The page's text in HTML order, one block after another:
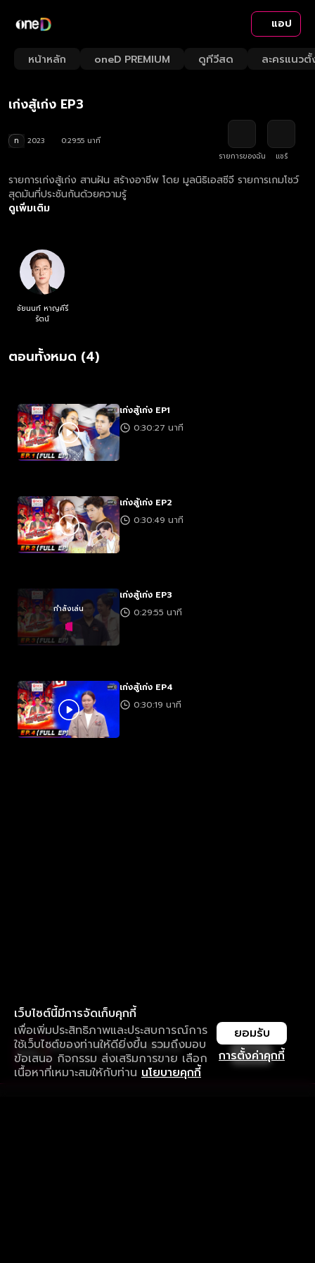
แอป
หน้าหลัก oneD PREMIUM ดูทีวีสด ละครแนวตั้
Loaded:
3.32%
Rate
เก่งสู้เก่ง EP3
ท 2023
0:29:55 นาที
รายการของฉัน
แชร์
รายการเก่งสู้เก่ง สานฝัน สร้างอาชีพ โดย มูลนิธิเอสซีจี รายการเกมโชว์
สุดมันที่ประชันกันด้วยความรู้
ดูเพิ่มเติม
ชัยนนท์ หาญคีรี
รัตน์
ตอนทั้งหมด (4)
เก่งสู้เก่ง EP1
0:30:27 นาที
เก่งสู้เก่ง EP2
0:30:49 นาที
กำลังเล่น
เก่งสู้เก่ง EP3
0:29:55 นาที
เก่งสู้เก่ง EP4
0:30:19 นาที
เว็บไซต์นี้มีการจัดเก็บคุกกี้
เพื่อเพิ่มประสิทธิภาพและประสบการณ์การ
ใช้เว็บไซต์ของท่านให้ดียิ่งขึ้น รวมถึงมอบ
ข้อเสนอ กิจกรรม ส่งเสริมการขาย เลือก
เนื้อหาที่เหมาะสมให้กับท่าน นโยบายคุกกี้
การตั้งค่าคุกกี้
ยอมรับ
ใช้งานแอป ลื่นไหลกว่า ไม่มีสะดุด
ดาวน์โหลดแอปเพื่อการรับชมที่ดีกว่า เปิด